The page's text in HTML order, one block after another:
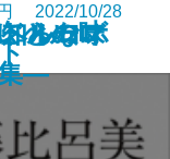
らな
との味
2022/10/28
ルーマ
集―
ルロボ
ベルロ